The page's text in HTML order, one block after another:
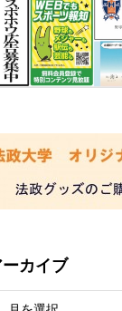
カイブ